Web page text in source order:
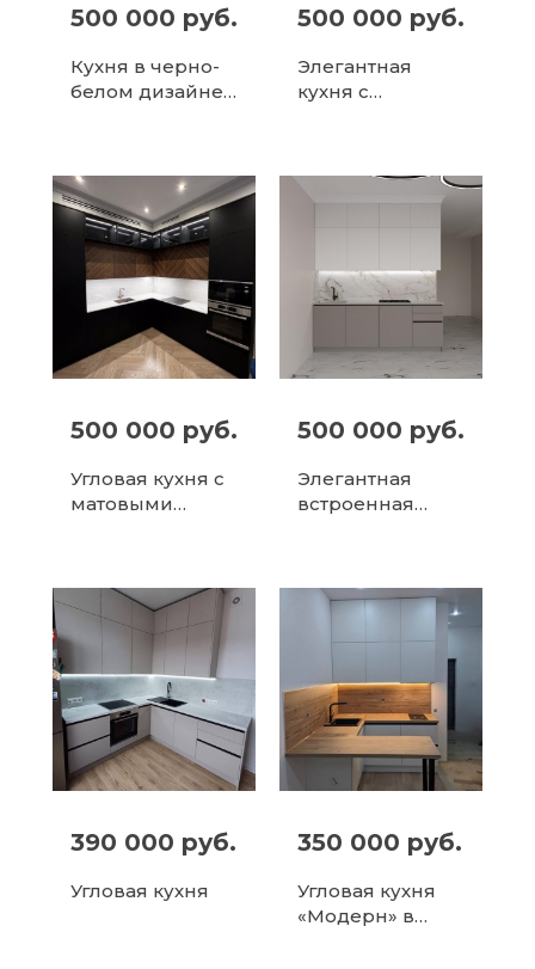
500 000 руб.
Кухня в черно-
белом дизайне
500 000 руб.
Элегантная
кухня с
500 000 руб.
Угловая кухня с
матовыми
акцентами
500 000 руб.
Элегантная
встроенная
серыми
390 000 руб.
Угловая кухня
350 000 руб.
Угловая кухня
«Модерн» в